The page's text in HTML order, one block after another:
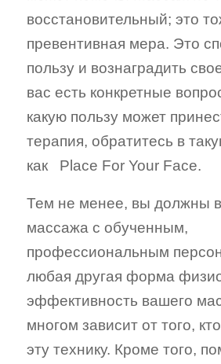
восстановительный; это
превентивная мера. Это
пользу и вознаградить
вас есть конкретные
какую пользу может
терапия, обратитесь в
как
Place For Your Face.
Тем не менее, вы должны
массажа с обученным,
профессиональным
любая другая форма
эффективность вашего
многом зависит от того,
эту технику. Кроме того,